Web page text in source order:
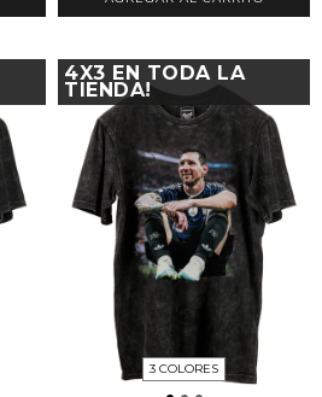
4X3 EN TODA LA
TIENDA!
3 COLORES